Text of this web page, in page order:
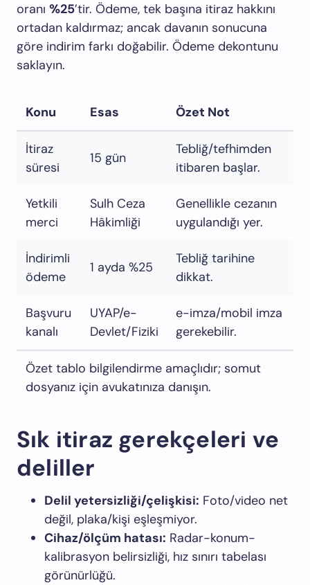
oranı %25’tir. Ödeme, tek başına itiraz hakkını
ortadan kaldırmaz; ancak davanın sonucuna
göre indirim farkı doğabilir. Ödeme dekontunu
saklayın.
Konu Esas Özet Not
İtiraz
süresi
15 gün
Tebliğ/tefhimden
itibaren başlar.
Yetkili
merci
Sulh Ceza
Hâkimliği
Genellikle cezanın
uygulandığı yer.
İndirimli
ödeme
1 ayda %25
Tebliğ tarihine
dikkat.
Başvuru
kanalı
UYAP/e-
Devlet/Fiziki
e-imza/mobil imza
gerekebilir.
Özet tablo bilgilendirme amaçlıdır; somut
dosyanız için avukatınıza danışın.
Sık itiraz gerekçeleri ve
deliller
Delil yetersizliği/çelişkisi: Foto/video net
değil, plaka/kişi eşleşmiyor.
Cihaz/ölçüm hatası: Radar-konum-
kalibrasyon belirsizliği, hız sınırı tabelası
görünürlüğü.